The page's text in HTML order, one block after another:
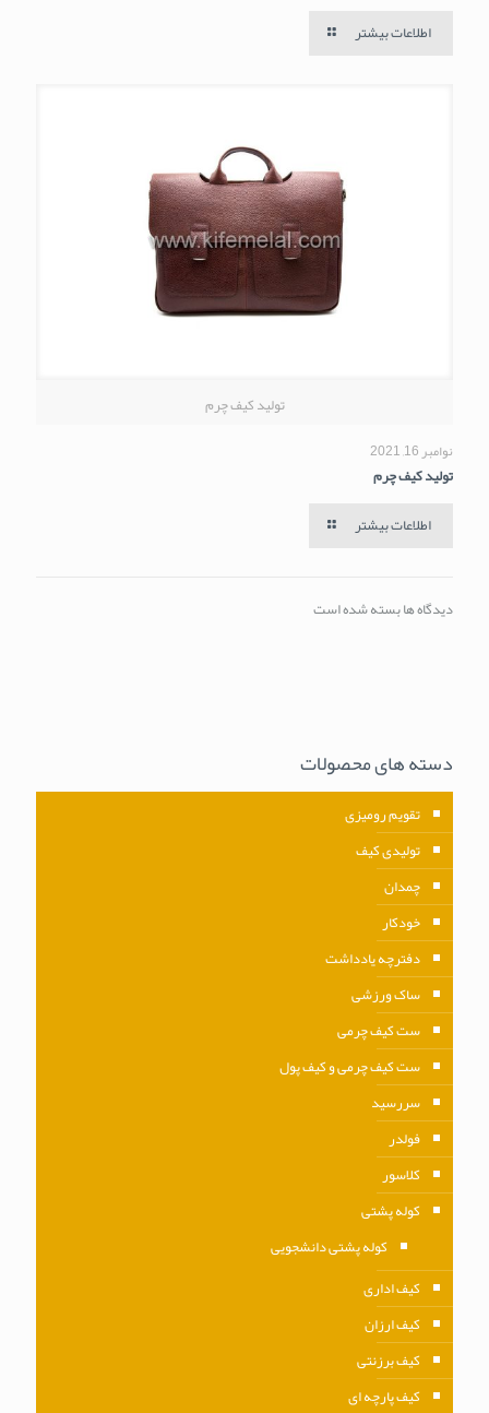
اطلاعات بیشتر
تولید کیف چرم
نوامبر 16, 2021
تولید کیف چرم
اطلاعات بیشتر
دیدگاه ها بسته شده است
دسته های محصولات
تقویم رومیزی
تولیدی کیف
چمدان
خودکار
دفترچه یادداشت
ساک ورزشی
ست کیف چرمی
ست کیف چرمی و کیف پول
سررسید
فولدر
کلاسور
کوله پشتی
کوله پشتی دانشجویی
کیف اداری
کیف ارزان
کیف برزنتی
کیف پارچه ای